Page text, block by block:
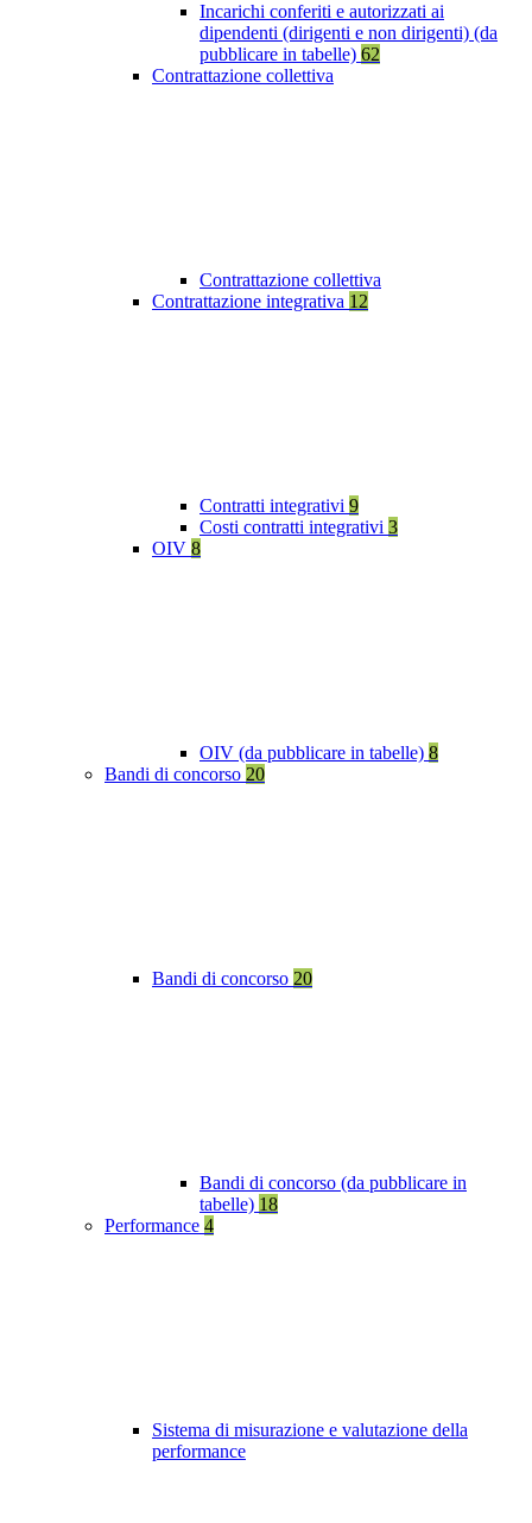
Incarichi conferiti e autorizzati ai
dipendenti (dirigenti e non dirigenti) (da
pubblicare in tabelle) 62
Contrattazione collettiva
Contrattazione collettiva
Contrattazione integrativa 12
Contratti integrativi 9
Costi contratti integrativi 3
OIV 8
OIV (da pubblicare in tabelle) 8
Bandi di concorso 20
Bandi di concorso 20
Bandi di concorso (da pubblicare in
tabelle) 18
Performance 4
Sistema di misurazione e valutazione della
performance